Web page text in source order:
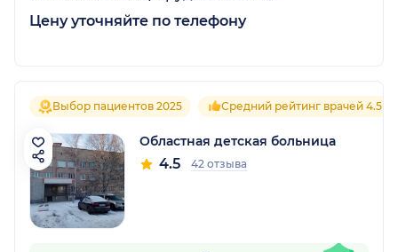
Цену уточняйте по телефону
Выбор пациентов 2025 Средний рейтинг врачей 4.5
Областная детская больница
4.5 42 отзыва